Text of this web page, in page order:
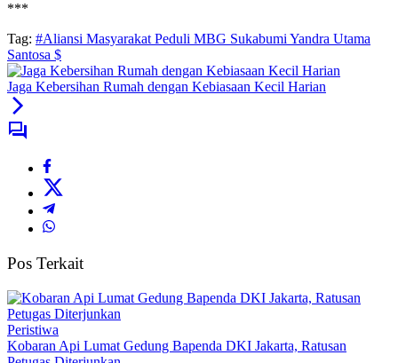
***
Tag: #Aliansi Masyarakat Peduli MBG Sukabumi Yandra Utama
Santosa $
Jaga Kebersihan Rumah dengan Kebiasaan Kecil Harian
Pos Terkait
Peristiwa
Kobaran Api Lumat Gedung Bapenda DKI Jakarta, Ratusan